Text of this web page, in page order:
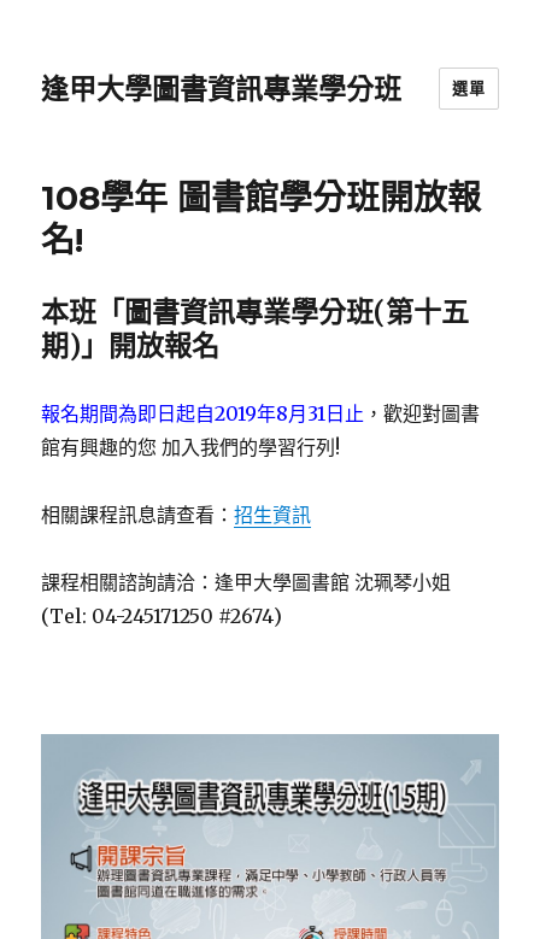
逢甲大學圖書資訊專業學分班 選單
108學年 圖書館學分班開放報
名!
本班「圖書資訊專業學分班(第十五
期)」開放報名
報名期間為即日起自2019年8月31日止 ，歡迎對圖書
館有興趣的您 加入我們的學習行列!
相關課程訊息請查看：招生資訊
課程相關諮詢請洽：逢甲大學圖書館 沈珮琴小姐
(Tel: 04-245171250 #2674)